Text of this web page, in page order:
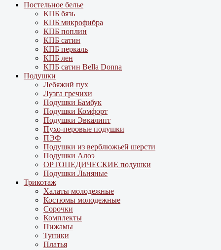
Постельное белье
КПБ бязь
КПБ микрофибра
КПБ поплин
КПБ сатин
КПБ перкаль
КПБ лен
КПБ сатин Bella Donna
Подушки
Лебяжий пух
Лузга гречихи
Подушки Бамбук
Подушки Комфорт
Подушки Эвкалипт
Пухо-перовые подушки
ПЭФ
Подушки из верблюжьей шерсти
Подушки Алоэ
ОРТОПЕДИЧЕСКИЕ подушки
Подушки Льняные
Трикотаж
Халаты молодежные
Костюмы молодежные
Сорочки
Комплекты
Пижамы
Туники
Платья